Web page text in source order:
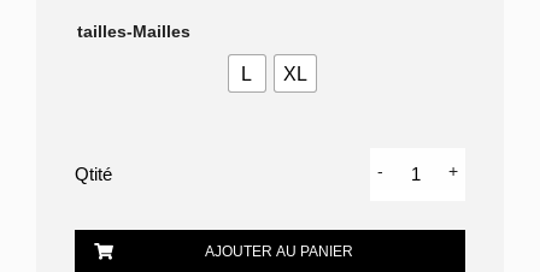
tailles-Mailles
L XL
-quantité
+
AJOUTER AU PANIER